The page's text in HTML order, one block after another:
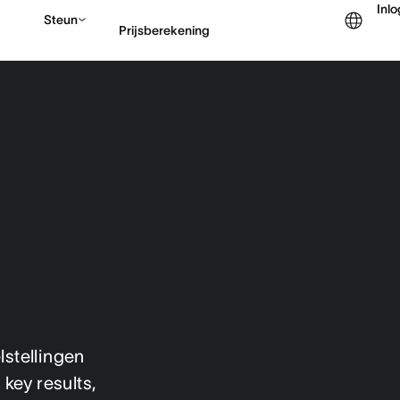
Steun
Prijsberekening
results,